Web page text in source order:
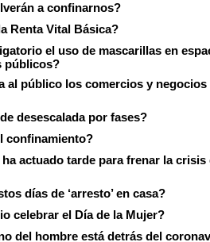
a confinarnos?
Renta Vital Básica?
el uso de mascarillas en
públicos?
al público los comercios y negocios
desescalada por fases?
confinamiento?
actuado tarde para frenar la crisis
días de ‘arresto’ en casa?
celebrar el Día de la Mujer?
del hombre está detrás del